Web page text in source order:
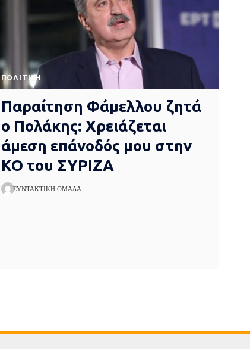
ΠΟΛΙΤΙΚΉ
Παραίτηση Φάμελλου ζητά
ο Πολάκης: Χρειάζεται
άμεση επάνοδός μου στην
ΚΟ του ΣΥΡΙΖΑ
ΣΥΝΤΑΚΤΙΚΉ ΟΜΆΔΑ